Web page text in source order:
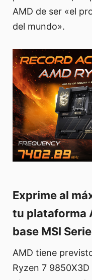
AMD de ser «el
del mundo».
Exprime al
tu plataforma
base MSI
AMD tiene
Ryzen 7